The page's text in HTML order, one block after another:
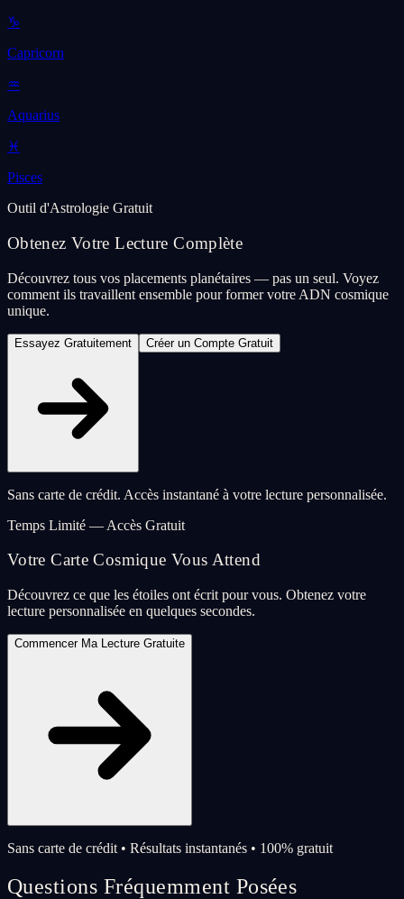
♑
Capricorn
♒
Aquarius
♓
Pisces
Outil d'Astrologie Gratuit
Obtenez Votre Lecture Complète
Découvrez tous vos placements planétaires — pas un seul. Voyez
comment ils travaillent ensemble pour former votre ADN cosmique
unique.
Essayez Gratuitement Créer un Compte Gratuit
Sans carte de crédit. Accès instantané à votre lecture personnalisée.
Temps Limité — Accès Gratuit
Votre Carte Cosmique Vous Attend
Découvrez ce que les étoiles ont écrit pour vous. Obtenez votre
lecture personnalisée en quelques secondes.
Commencer Ma Lecture Gratuite
Sans carte de crédit • Résultats instantanés • 100% gratuit
Questions Fréquemment Posées